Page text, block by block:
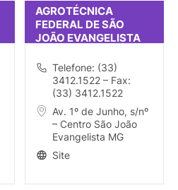
AGROTÉCNICA
FEDERAL DE SÃO
JOÃO EVANGELISTA
Telefone: (33)
3412.1522 – Fax:
(33) 3412.1522
Av. 1º de Junho, s/nº
– Centro São João
Evangelista MG
Site